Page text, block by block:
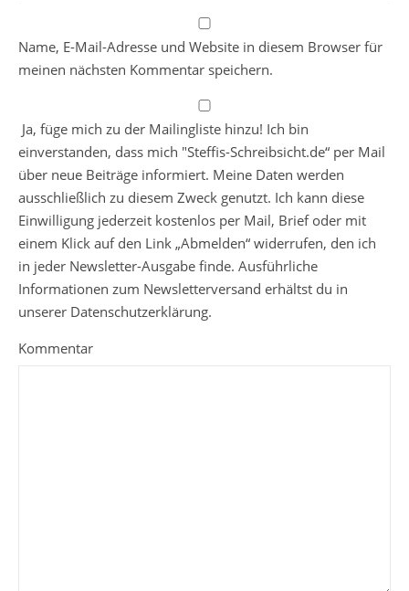
Name, E-Mail-Adresse und Website in diesem Browser für
meinen nächsten Kommentar speichern.
Ja, füge mich zu der Mailingliste hinzu! Ich bin
einverstanden, dass mich "Steffis-Schreibsicht.de“ per Mail
über neue Beiträge informiert. Meine Daten werden
ausschließlich zu diesem Zweck genutzt. Ich kann diese
Einwilligung jederzeit kostenlos per Mail, Brief oder mit
einem Klick auf den Link „Abmelden“ widerrufen, den ich
in jeder Newsletter-Ausgabe finde. Ausführliche
Informationen zum Newsletterversand erhältst du in
unserer Datenschutzerklärung.
Kommentar